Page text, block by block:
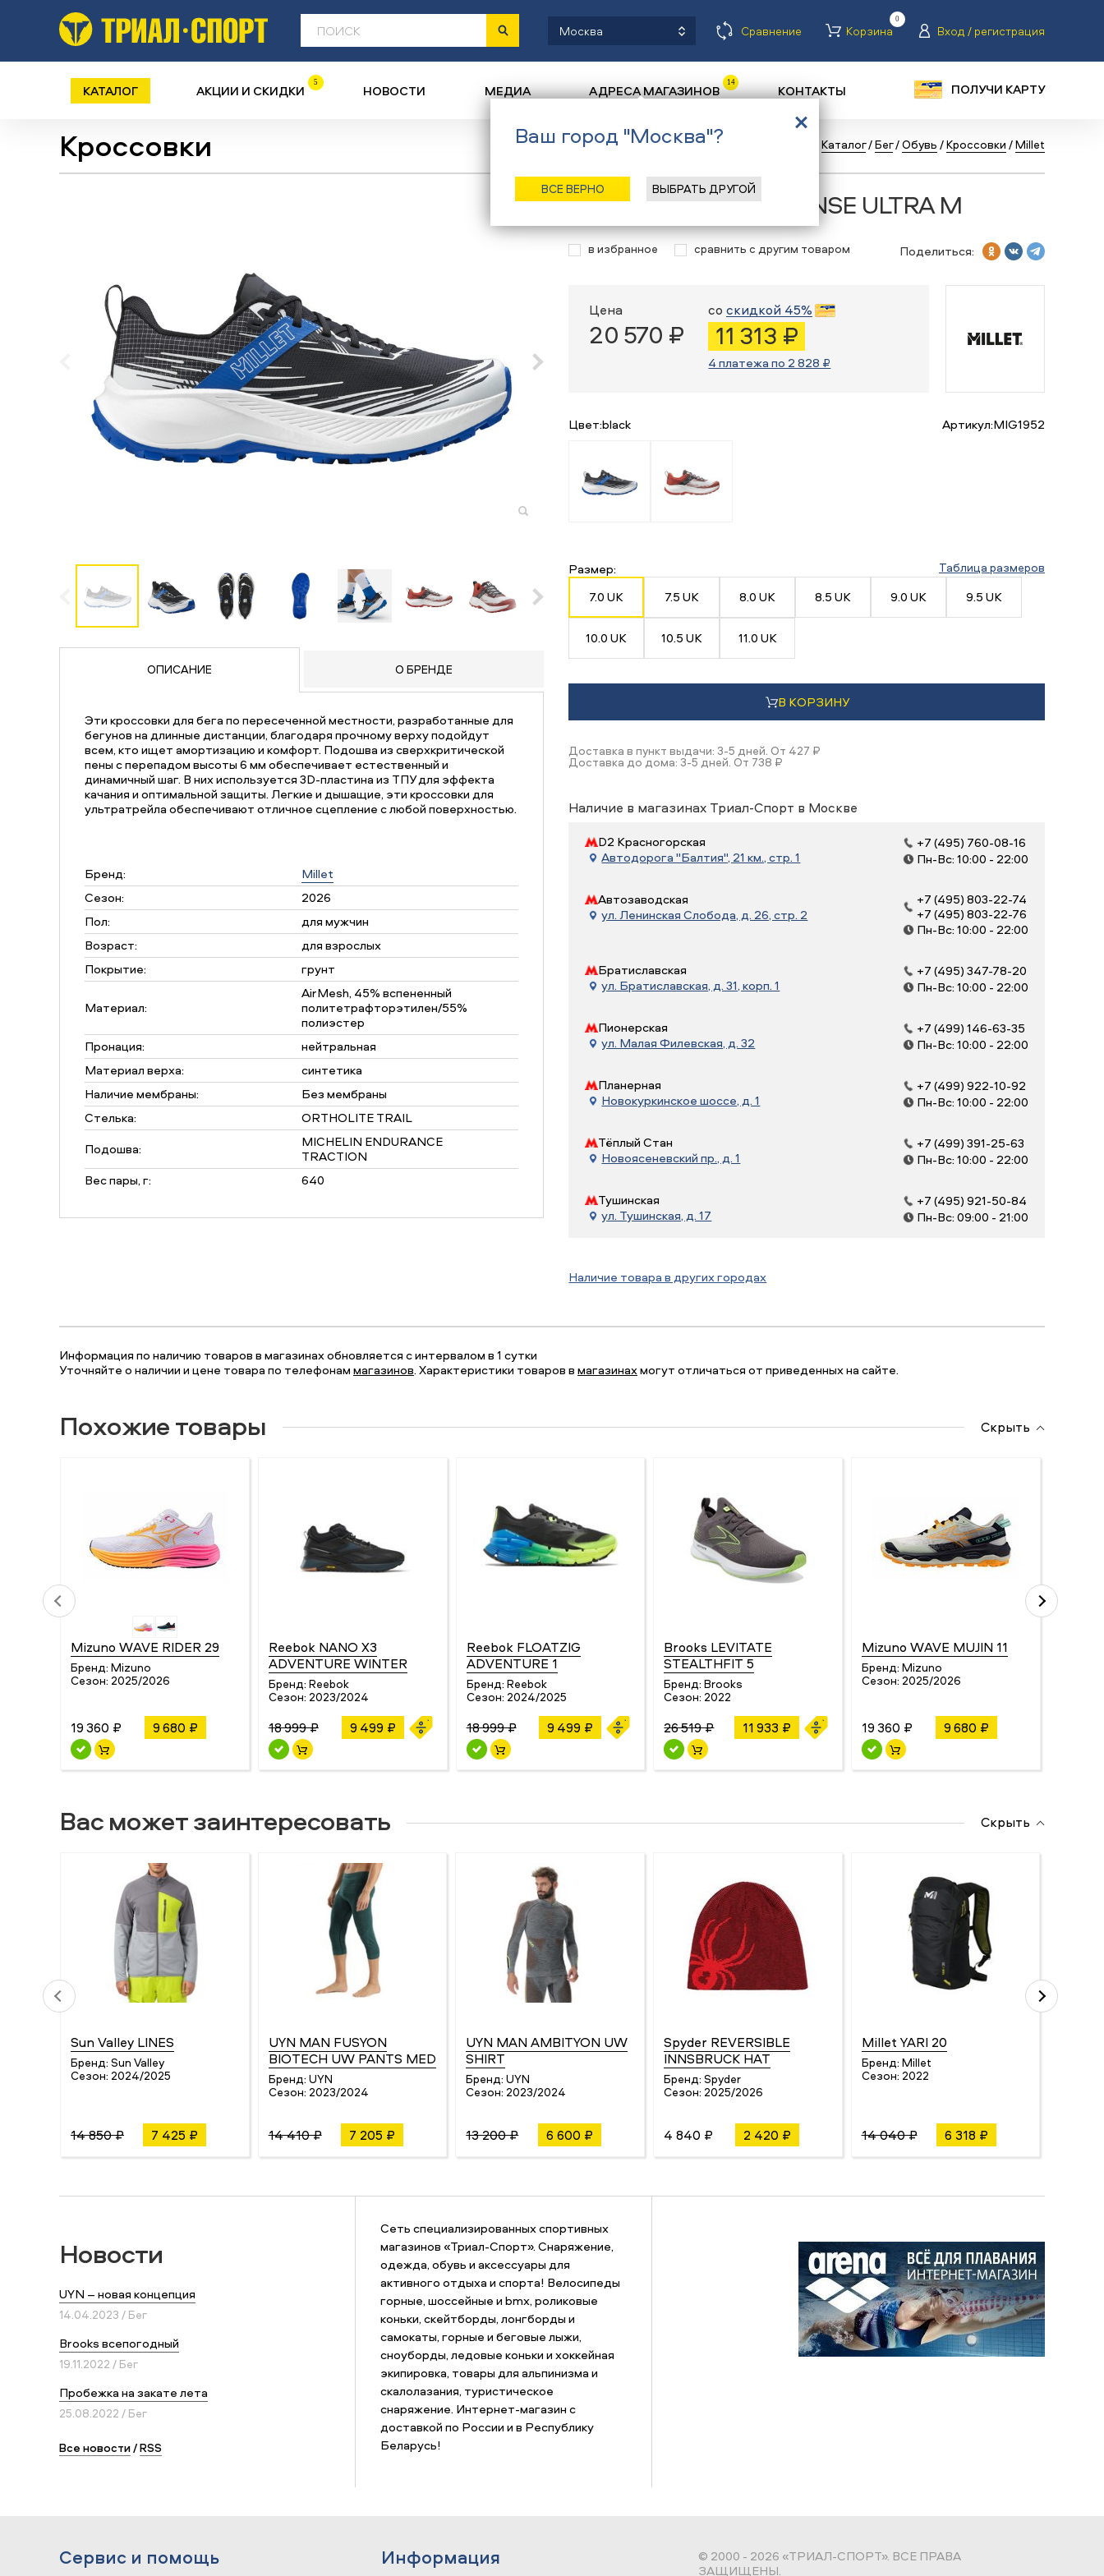
Москва Сравнение Корзина
0
Вход / регистрация
КАТАЛОГ АКЦИИ И СКИДКИ 5 НОВОСТИ МЕДИА АДРЕСА МАГАЗИНОВ 14 КОНТАКТЫ ПОЛУЧИ КАРТУ
Кроссовки Каталог/Бег/Обувь /Кроссовки /Millet
ОПИСАНИЕ О БРЕНДЕ
Эти кроссовки для бега по пересеченной местности, разработанные для
бегунов на длинные дистанции, благодаря прочному верху подойдут
всем, кто ищет амортизацию и комфорт. Подошва из сверхкритической
пены с перепадом высоты 6 мм обеспечивает естественный и
динамичный шаг. В них используется 3D-пластина из ТПУ для эффекта
качания и оптимальной защиты. Легкие и дышащие, эти кроссовки для
ультратрейла обеспечивают отличное сцепление с любой поверхностью.
Бренд:
Millet
Сезон:
2026
Пол:
для мужчин
Возраст:
для взрослых
Покрытие:
грунт
Материал:
AirMesh, 45% вспененный
политетрафторэтилен/55%
полиэстер
Пронация:
нейтральная
Материал верха:
синтетика
Наличие мембраны:
Без мембраны
Стелька:
ORTHOLITE TRAIL
Подошва:
MICHELIN ENDURANCE
TRACTION
Вес пары, г:
640
Кроссовки Millet INTENSE ULTRA M
в избранное сравнить с другим товаром Поделиться:
Цена
20 570 ₽
соскидкой 45%
11 313 ₽
4 платежа по 2 828 ₽
Цвет:black Артикул:MIG1952
Размер: Таблица размеров
7.0 UK 7.5 UK 8.0 UK 8.5 UK 9.0 UK 9.5 UK
10.0 UK 10.5 UK 11.0 UK
В КОРЗИНУ
Доставка в пункт выдачи: 3-5 дней. От 427 ₽
Доставка до дома: 3-5 дней. От 738 ₽
Наличие в магазинах Триал-Спорт в Москве
D2 Красногорская
Автодорога "Балтия", 21 км., стр. 1
+7 (495) 760-08-16
Пн-Вс: 10:00 - 22:00
Автозаводская
ул. Ленинская Слобода, д. 26, стр. 2
+7 (495) 803-22-74
+7 (495) 803-22-76
Пн-Вс: 10:00 - 22:00
Братиславская
ул. Братиславская, д. 31, корп. 1
+7 (495) 347-78-20
Пн-Вс: 10:00 - 22:00
Пионерская
ул. Малая Филевская, д. 32
+7 (499) 146-63-35
Пн-Вс: 10:00 - 22:00
Планерная
Новокуркинское шоссе, д. 1
+7 (499) 922-10-92
Пн-Вс: 10:00 - 22:00
Тёплый Стан
Новоясеневский пр., д. 1
+7 (499) 391-25-63
Пн-Вс: 10:00 - 22:00
Тушинская
ул. Тушинская, д. 17
+7 (495) 921-50-84
Пн-Вс: 09:00 - 21:00
Наличие товара в других городах
Информация по наличию товаров в магазинах обновляется с интервалом в 1 сутки
Уточняйте о наличии и цене товара по телефонаммагазинов. Характеристики товаров вмагазинахмогут отличаться от приведенных на сайте.
Похожие товары Скрыть
Mizuno WAVE RIDER 29
Бренд: Mizuno
Сезон: 2025/2026
19 360 ₽ 9 680 ₽
Reebok NANO X3
ADVENTURE WINTER
Бренд: Reebok
Сезон: 2023/2024
18 999 ₽ 9 499 ₽
Reebok FLOATZIG
ADVENTURE 1
Бренд: Reebok
Сезон: 2024/2025
18 999 ₽ 9 499 ₽
Brooks LEVITATE
STEALTHFIT 5
Бренд: Brooks
Сезон: 2022
26 519 ₽ 11 933 ₽
Mizuno WAVE MUJIN 11
Бренд: Mizuno
Сезон: 2025/2026
19 360 ₽ 9 680 ₽
Вас может заинтересовать Скрыть
Sun Valley LINES
Бренд: Sun Valley
Сезон: 2024/2025
14 850 ₽ 7 425 ₽
UYN MAN FUSYON
BIOTECH UW PANTS MED
Бренд: UYN
Сезон: 2023/2024
14 410 ₽ 7 205 ₽
UYN MAN AMBITYON UW
SHIRT
Бренд: UYN
Сезон: 2023/2024
13 200 ₽ 6 600 ₽
Spyder REVERSIBLE
INNSBRUCK HAT
Бренд: Spyder
Сезон: 2025/2026
4 840 ₽ 2 420 ₽
Millet YARI 20
Бренд: Millet
Сезон: 2022
14 040 ₽ 6 318 ₽
Новости
UYN – новая концепция
14.04.2023 / Бег
Brooks всепогодный
19.11.2022 / Бег
Пробежка на закате лета
25.08.2022 / Бег
Все новости/RSS
Сеть специализированных спортивных
магазинов «Триал-Спорт». Снаряжение,
одежда, обувь и аксессуары для
активного отдыха и спорта! Велосипеды
горные, шоссейные и bmx, роликовые
коньки, скейтборды, лонгборды и
самокаты, горные и беговые лыжи,
сноуборды, ледовые коньки и хоккейная
экипировка, товары для альпинизма и
скалолазания, туристическое
снаряжение. Интернет-магазин с
доставкой по России и в Республику
Беларусь!
Сервис и помощь Информация
© 2000 - 2026 «ТРИАЛ-СПОРТ». ВСЕ ПРАВА
ЗАЩИЩЕНЫ.
Ваш город "Москва"?
ВСЕ ВЕРНО ВЫБРАТЬ ДРУГОЙ